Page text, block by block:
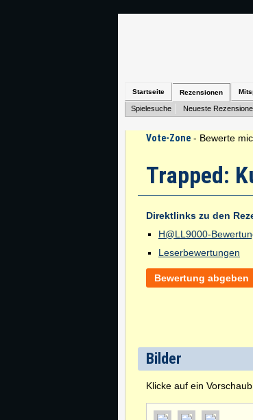
Startseite Rezensionen
Spielesuche Neueste
Vote-Zone - Bewerte
Trapped:
Direktlinks zu den
H@LL9000-
Leserbewertungen
Bewertung abgeben
Bilder
Klicke auf ein